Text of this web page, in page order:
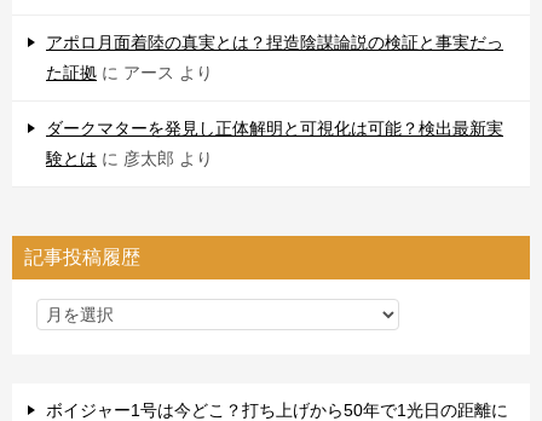
アポロ月面着陸の真実とは？捏造陰謀論説の検証と事実だっ
た証拠 に アース より
ダークマターを発見し正体解明と可視化は可能？検出最新実
験とは に 彦太郎 より
記事投稿履歴
ボイジャー1号は今どこ？打ち上げから50年で1光日の距離に